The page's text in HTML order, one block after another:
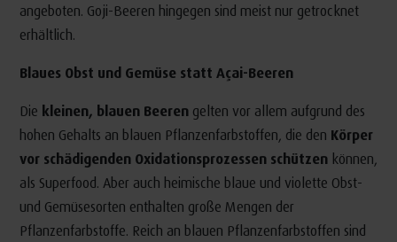
angeboten. Goji-Beeren hingegen sind meist nur getrocknet
erhältlich.
Blaues Obst und Gemüse statt Açai-Beeren
Die kleinen, blauen Beerengelten vor allem aufgrund des
hohen Gehalts an blauen Pflanzenfarbstoffen, die den Körper
vor schädigenden Oxidationsprozessen schützenkönnen,
als Superfood. Aber auch heimische blaue und violette Obst-
und Gemüsesorten enthalten große Mengen der
Pflanzenfarbstoffe. Reich an blauen Pflanzenfarbstoffen sind